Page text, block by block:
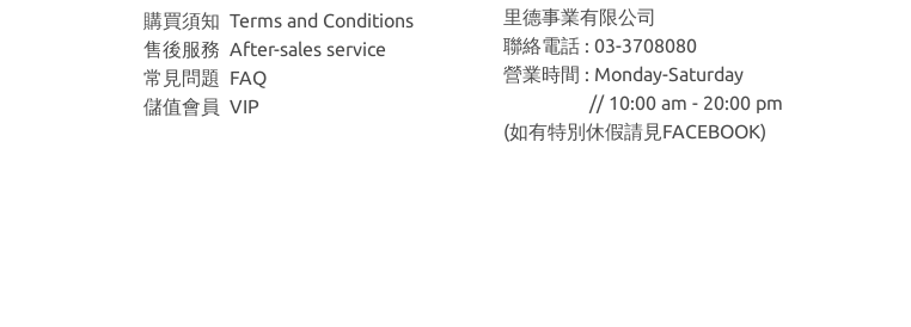
購買須知 Terms and Conditions
售後服務 After-sales service
常見問題 FAQ
儲值會員 VIP
里德事業有限公司
聯絡電話 : 03-3708080
營業時間 : Monday-Saturday
// 10:00 am - 20:00 pm
(如有特別休假請見 FACEBOOK)